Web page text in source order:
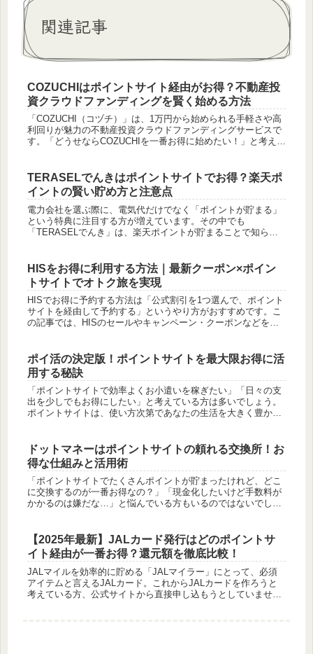
関連記事
COZUCHIはポイントサイト経由がお得？不動産投
資クラウドファンディングを賢く始める方法
「COZUCHI（コヅチ）」は、1万円から始められる手軽さや高
利回りが魅力の不動産投資クラウドファンディングサービスで
す。「どうせならCOZUCHIを一番お得に始めたい！」と考えて
TERASELでんきはポイントサイトでお得？楽天ポ
イントの賢い貯め方と注意点
電力会社を選ぶ際に、電気代だけでなく「ポイントが貯まる」
という特典に注目する方が増えています。その中でも
「TERASELでんき」は、楽天ポイントが貯まることで知られ
HISをお得に利用する方法｜最新クーポン×ポイン
トサイトでオトク旅を実現
HISでお得に予約する方法は「公式割引を1つ選んで、ポイント
サイトを経由して予約する」というやり方がおすすめです。こ
の記事では、HISのセールやキャンペーン・クーポンなどをま
ポイ活の決定版！ポイントサイトを最大限お得に活
用する秘訣
「ポイントサイトで効率よくお小遣いを稼ぎたい」「日々の支
出を少しでもお得にしたい」と考えている方は多いでしょう。
ポイントサイトは、使い方次第であなたの生活を大きく豊かに
ドットマネーはポイントサイトの頼れる交換所！お
得な仕組みと活用術
「ポイントサイトでたくさんポイントが貯まったけれど、どこ
に交換するのが一番お得なの？」「現金化したいけど手数料が
かかるのは嫌だな…」と悩んでいる方もいるのではないでしょ
【2025年最新】JALカード発行はどのポイントサ
イト経由が一番お得？還元額を徹底比較！
JALマイルを効率的に貯める「JALマイラー」にとって、必須
アイテムと言えるJALカード。これからJALカードを作ろうと
考えている方、公式サイトから直接申し込もうとしていません